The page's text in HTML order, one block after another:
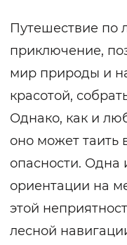
Путешествие по
приключение,
мир природы и
красотой,
Однако, как и
оно может таить
опасности. Одна
ориентации на
этой
лесной